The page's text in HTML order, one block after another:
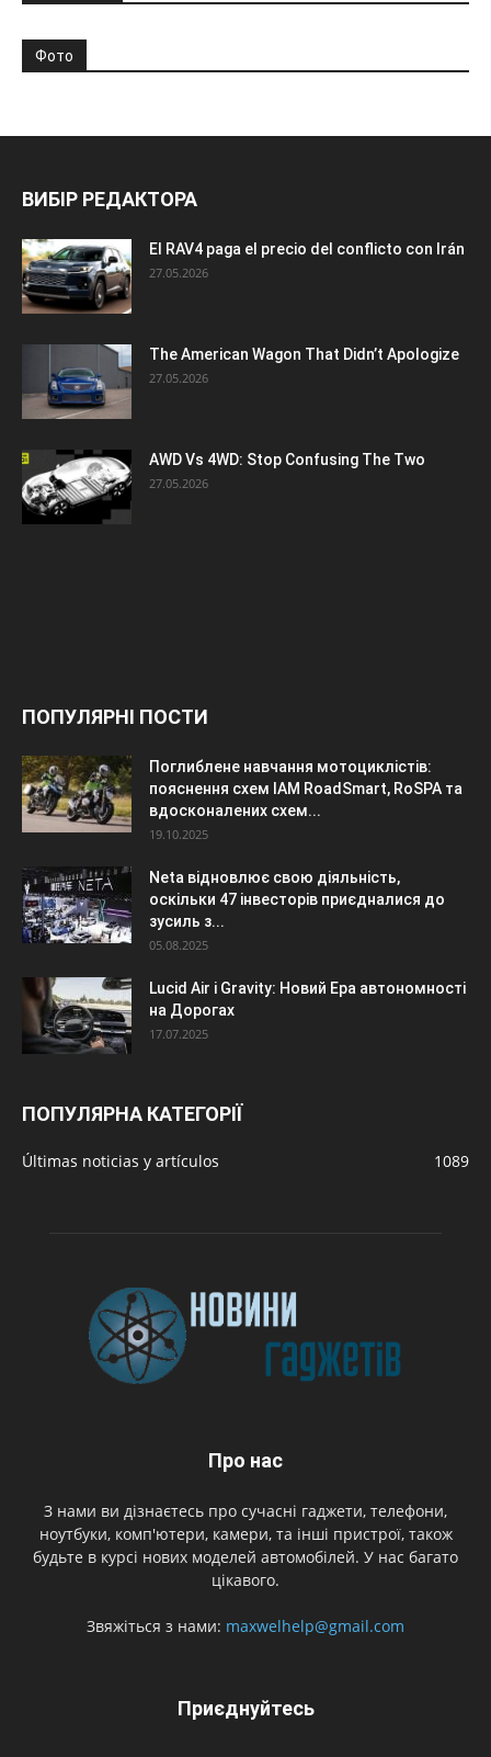
Фото
ВИБІР РЕДАКТОРА
El RAV4 paga el precio del conflicto con Irán
27.05.2026
The American Wagon That Didn’t Apologize
27.05.2026
AWD Vs 4WD: Stop Confusing The Two
27.05.2026
ПОПУЛЯРНІ ПОСТИ
Поглиблене навчання мотоциклістів:
пояснення схем IAM RoadSmart, RoSPA та
вдосконалених схем...
19.10.2025
Neta відновлює свою діяльність,
оскільки 47 інвесторів приєдналися до
зусиль з...
05.08.2025
Lucid Air і Gravity: Новий Ера автономності
на Дорогах
17.07.2025
ПОПУЛЯРНА КАТЕГОРІЇ
Últimas noticias y artículos 1089
Про нас
З нами ви дізнаєтесь про сучасні гаджети, телефони,
ноутбуки, комп'ютери, камери, та інші пристрої, також
будьте в курсі нових моделей автомобілей. У нас багато
цікавого.
Звяжіться з нами: maxwelhelp@gmail.com
Приєднуйтесь